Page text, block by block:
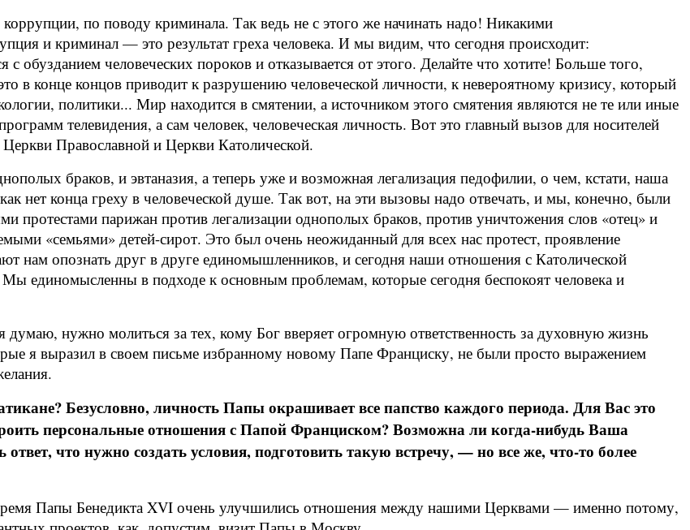
по поводу криминала. Так ведь не с этого же начинать надо! Никакими
и криминал — это результат греха человека. И мы видим, что сегодня происходит:
обузданием человеческих пороков и отказывается от этого. Делайте что хотите! Больше того,
в конце концов приводит к разрушению человеческой личности, к невероятному кризису, который
политики... Мир находится в смятении, а источником этого смятения являются не те или иные
телевидения, а сам человек, человеческая личность. Вот это главный вызов для носителей
Православной и Церкви Католической.
браков, и эвтаназия, а теперь уже и возможная легализация педофилии, о чем, кстати, наша
нет конца греху в человеческой душе. Так вот, на эти вызовы надо отвечать, и мы, конечно, были
протестами парижан против легализации однополых браков, против уничтожения слов «отец» и
«семьями» детей-сирот. Это был очень неожиданный для всех нас протест, проявление
нам опознать друг в друге единомышленников, и сегодня наши отношения с Католической
единомысленны в подходе к основным проблемам, которые сегодня беспокоят человека и
нужно молиться за тех, кому Бог вверяет огромную ответственность за духовную жизнь
я выразил в своем письме избранному новому Папе Франциску, не были просто выражением
Безусловно, личность Папы окрашивает все папство каждого периода. Для Вас это
персональные отношения с Папой Франциском? Возможна ли когда-нибудь Ваша
что нужно создать условия, подготовить такую встречу, — но все же, что-то более
Папы Бенедикта XVI очень улучшились отношения между нашими Церквами — именно потому,